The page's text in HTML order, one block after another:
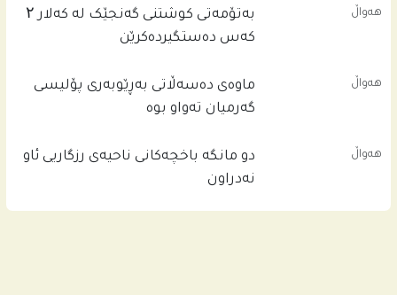
هەواڵ
بەتۆمەتی کوشتنی گەنجێک لە کەلار ۲
کەس دەستگیردەکرێن
هەواڵ
ماوەی دەسەڵاتی بەڕێوبەری پۆلیسی
گەرمیان تەواو بوە
هەواڵ
دو مانگە باخچەکانی ناحیەی رزگاریی ئاو
نەدراون